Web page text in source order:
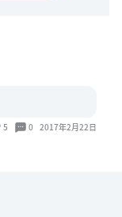
5 0 2017年2月22日